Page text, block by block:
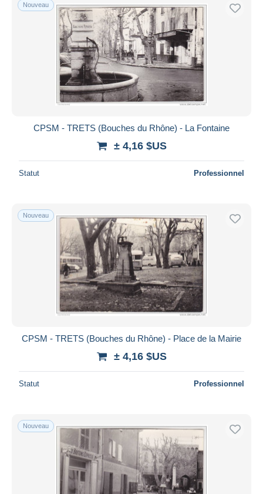
Nouveau
CPSM - TRETS (Bouches du Rhône) - La Fontaine
± 4,16 $US
Statut Professionnel
Nouveau
CPSM - TRETS (Bouches du Rhône) - Place de la Mairie
± 4,16 $US
Statut Professionnel
Nouveau